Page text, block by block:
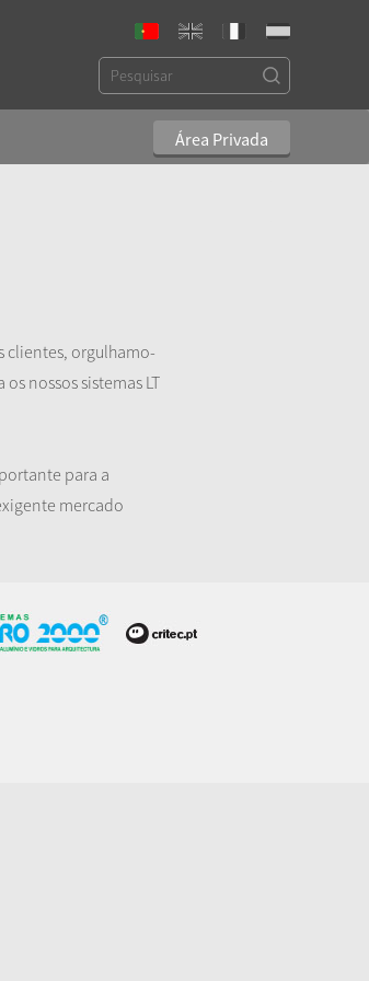
Área Privada
clientes, orgulhamo-
nossos sistemas LT
para a
mercado